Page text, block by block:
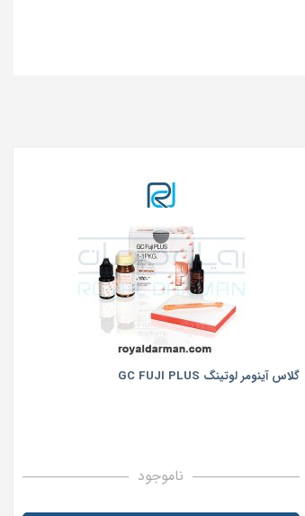
گلاس آینومر لوتینگ GC FUJI PLUS
ناموجود